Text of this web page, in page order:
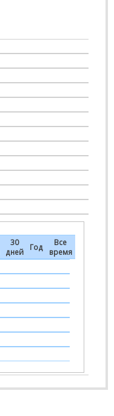
30
дней
Год
Все
время